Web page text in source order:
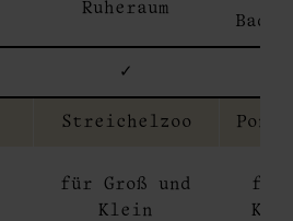
Ruheraum
✓
Streichelzoo
für Groß und
Klein
für